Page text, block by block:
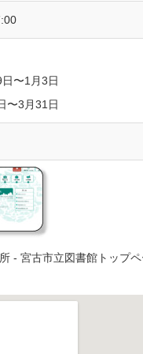
日〜1月3日
〜3月31日
- 宮古市立図書館トップペ